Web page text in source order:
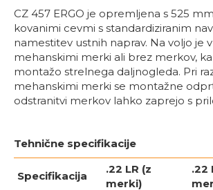
CZ 457 ERGO je opremljena s 525
kovanimi cevmi s standardiziranim
namestitev ustnih naprav. Na voljo je
mehanskimi merki ali brez merkov,
montažo strelnega daljnogleda. Pri
mehanskimi merki se montažne
odstranitvi merkov lahko zaprejo s
Tehnične specifikacije
Specifikacija
.22 LR (z
merki)
.22